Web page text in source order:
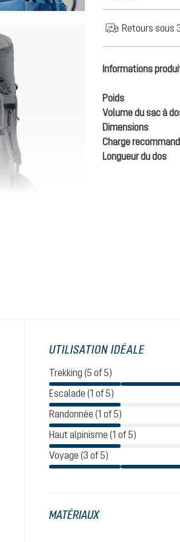
Retours sous
Informations
Poids
Volume du sac à
Dimensions
Charge
Longueur du dos
UTILISATION IDÉALE
Trekking (5 of 5)
Escalade (1 of 5)
Randonnée (1 of 5)
Haut alpinisme (1 of 5)
Voyage (3 of 5)
MATÉRIAUX